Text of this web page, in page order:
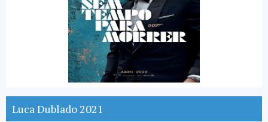
Luca Dublado 2021